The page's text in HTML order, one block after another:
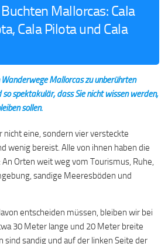
Mallorcas: Cala
Cala Pilota und Cala
Mallorcas zu unberührten
so spektakulär, dass Sie nicht wissen werden,
sollen.
nicht eine, sondern vier versteckte
wenig bereist. Alle von ihnen haben die
Orten weit weg vom Tourismus, Ruhe,
sandige Meeresböden und
entscheiden müssen, bleiben wir bei
30 Meter lange und 20 Meter breite
sind sandig und auf der linken Seite der